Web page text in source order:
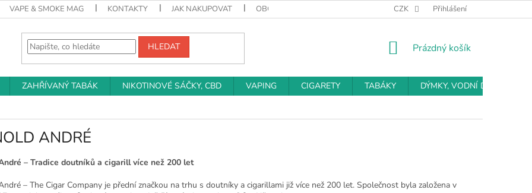
VAPE & SMOKE MAG KONTAKTY JAK NAKUPOVAT OBCHODNÍ PODMÍNKY PODMÍNKY OCHRANY OSOBNÍCH ÚDAJŮ
CZK Přihlášení
HLEDAT
NÁKUPNÍ
Prázdný košík
ZAHŘÍVANÝ TABÁK NIKOTINOVÉ SÁČKY, CBD VAPING CIGARETY TABÁKY
DÝMKY, VODNÍ DÝMKY
ANDRÉ
– Tradice doutníků a cigarill více než 200 let
– The Cigar Company je přední značkou na trhu s doutníky a cigarillami již více než 200 let. Společnost byla založena v